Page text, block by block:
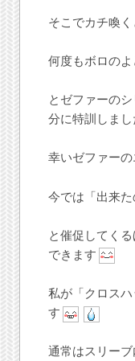
そこでカチ喚
何度もボロの
とゼファーの
分に特訓しまし
幸いゼファー
今では「出来
と催促してく
できます
私が「クロス
す
通常はスリー